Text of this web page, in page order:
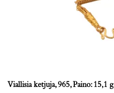
Viallisia ketjuja, 965, Paino: 15,1 g